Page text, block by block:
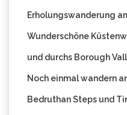
Erholungswanderung
Wunderschöne
und durchs Borough
Noch einmal wandern
Bedruthan Steps und